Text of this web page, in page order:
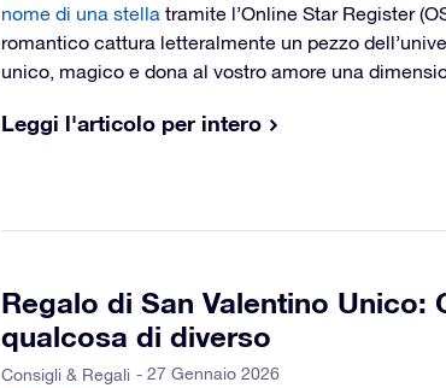
nome di una stella tramite l’Online Star Register
romantico cattura letteralmente un pezzo
unico, magico e dona al vostro amore una
Leggi l'articolo per intero
Regalo di San Valentino Unico:
qualcosa di diverso
Consigli & Regali - 27 Gennaio 2026